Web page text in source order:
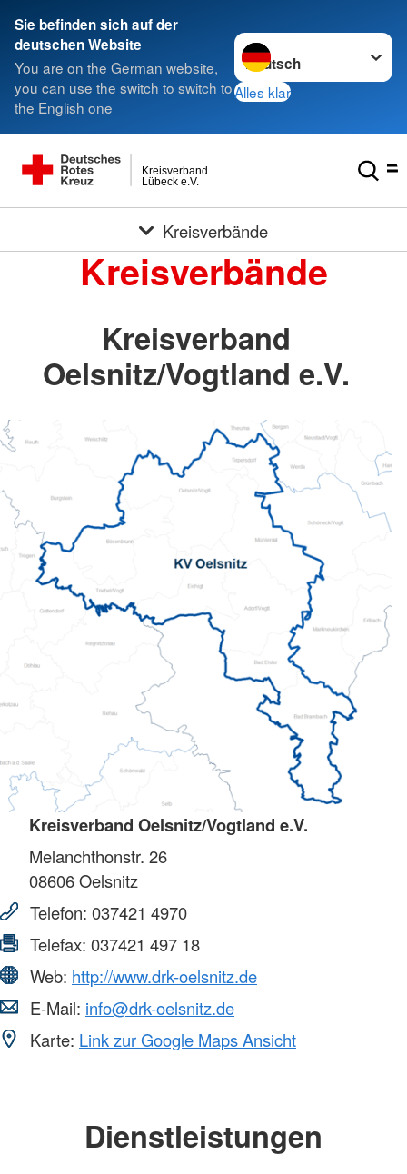
Sie befinden sich auf der
deutschen Website
You are on the German website,
you can use the switch to switch to
the English one
Sprache wechseln zu
Alles klar
Lübeck e.V.
Kreisverband
Kreisverbände
Kreisverbände
Kreisverband
Oelsnitz/Vogtland e.V.
Kreisverband Oelsnitz/Vogtland e.V.
Melanchthonstr. 26
08606Oelsnitz
Telefon: 037421 4970
Telefax: 037421 497 18
Web: http://www.drk-oelsnitz.de
E-Mail: info@drk-oelsnitz.de
Karte: Link zur Google Maps Ansicht
Dienstleistungen